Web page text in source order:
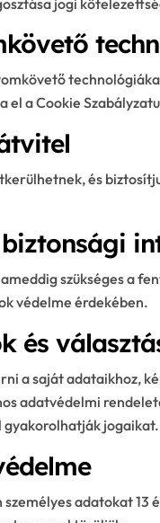
jogi
el a Cookie
és
szükséges a
védelme érdekében.
és
a saját adataikhoz,
adatvédelmi
gyakorolhatják jogaikat.
adatokat